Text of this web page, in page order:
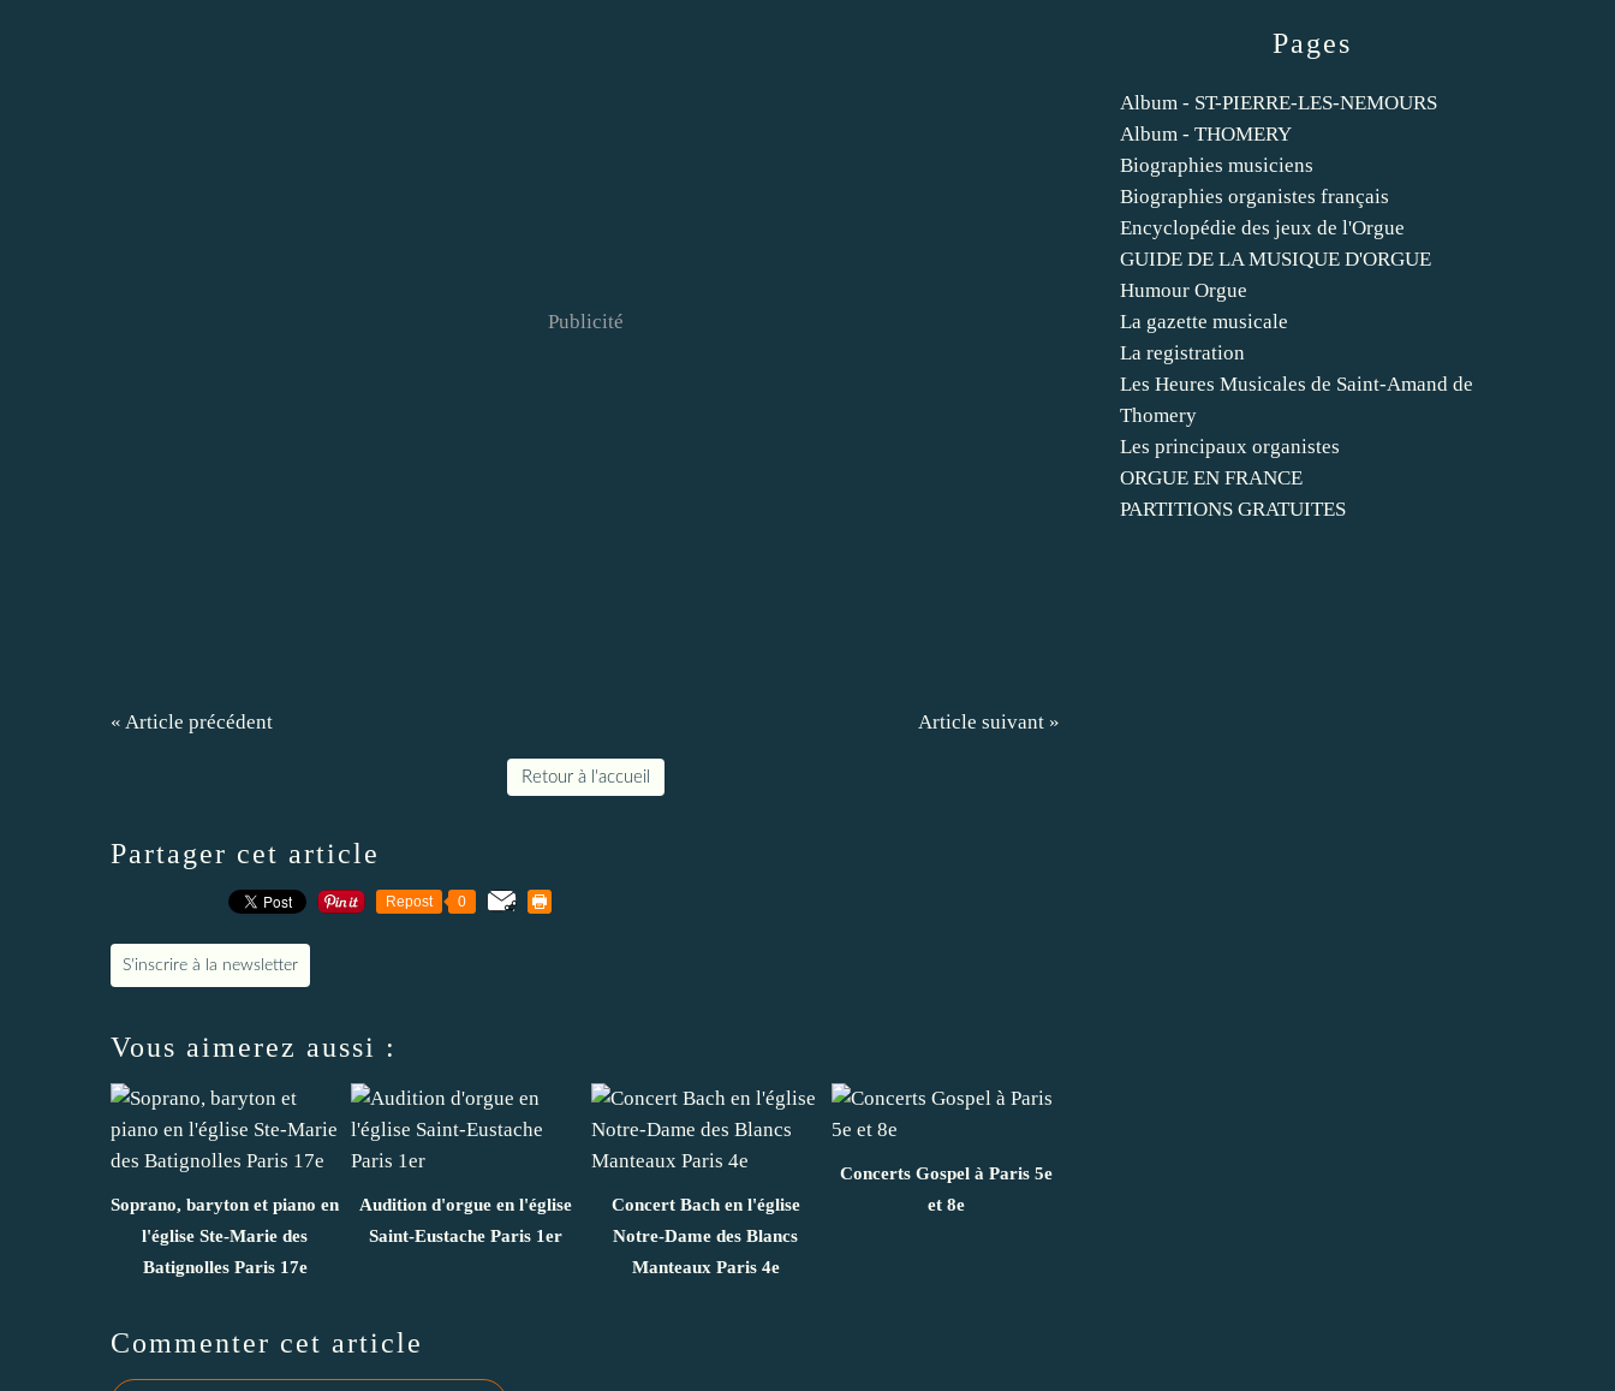
Publicité
« Article précédent Article suivant »
Retour à l'accueil
Partager cet article
Repost 0
S'inscrire à la newsletter
Vous aimerez aussi :
Soprano, baryton et piano en
l'église Ste-Marie des
Batignolles Paris 17e
Audition d'orgue en l'église
Saint-Eustache Paris 1er
Concert Bach en l'église
Notre-Dame des Blancs
Manteaux Paris 4e
Concerts Gospel à Paris 5e
et 8e
Commenter cet article
Pages
Album - ST-PIERRE-LES-NEMOURS
Album - THOMERY
Biographies musiciens
Biographies organistes français
Encyclopédie des jeux de l'Orgue
GUIDE DE LA MUSIQUE D'ORGUE
Humour Orgue
La gazette musicale
La registration
Les Heures Musicales de Saint-Amand de
Thomery
Les principaux organistes
ORGUE EN FRANCE
PARTITIONS GRATUITES